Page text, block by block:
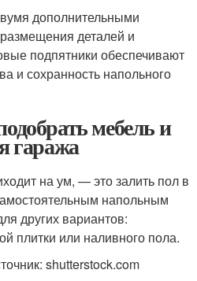
дополнительными
деталей и
подпятники обеспечивают
и сохранность напольного
мебель и
гаража
на ум, — это залить пол в
напольным
других вариантов:
плитки или наливного пола.
shutterstock.com